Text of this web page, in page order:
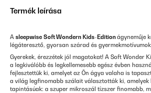
Termék leírása
A sleepwise Soft Wondern Kids-Edition ágyneműje
légáteresztő, gyorsan szárad és
Gyerekek, érezzétek jól magatokat! A Soft Wonder
a legkiválóbb és legkellemesebb egész évben
fejlesztettük ki, amelyet az Ön ágya valaha is
a világ legfinomabb szálait választották ki, amelyek
tapintásúak: a szuper mikroszál tízszer finomabb,